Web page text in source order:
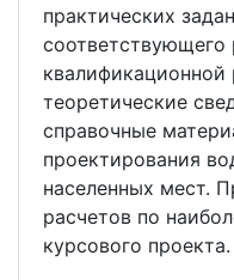
практических
соответствующего
теоретические
справочные
проектирования
населенных мест.
расчетов по
курсового проекта.